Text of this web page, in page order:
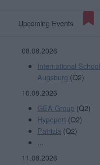
Upcoming Events
08.08.2026
International School
Augsburg (Q2)
10.08.2026
GEA Group (Q2)
Hypoport (Q2)
Patrizia (Q2)
11.08.2026